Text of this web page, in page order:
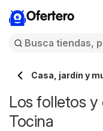
Ofertero
Casa, jardín y
Los folletos
Tocina